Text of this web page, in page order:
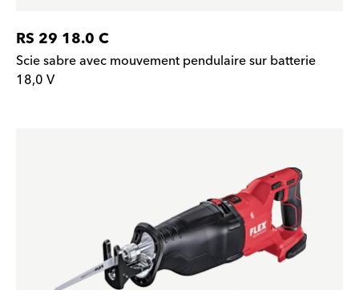
RS 29 18.0 C
Scie sabre avec mouvement pendulaire sur batterie
18,0 V